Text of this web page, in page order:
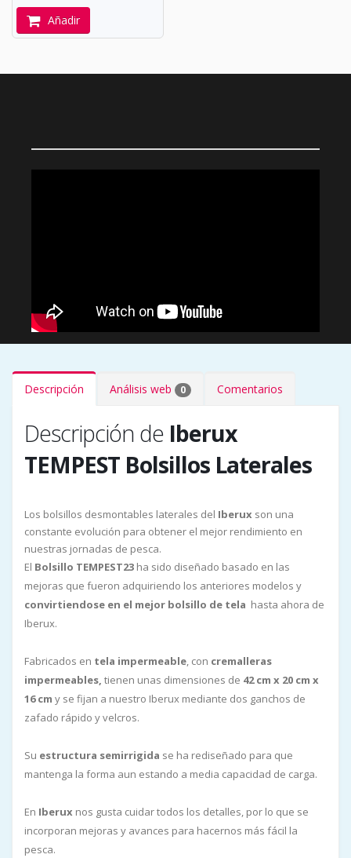
Añadir
Descripción Análisis web 0 Comentarios
Descripción de Iberux
TEMPEST Bolsillos Laterales
Los bolsillos desmontables laterales del Iberux son una
constante evolución para obtener el mejor rendimiento en
nuestras jornadas de pesca.
El Bolsillo TEMPEST23 ha sido diseñado basado en las
mejoras que fueron adquiriendo los anteriores modelos y
convirtiendose en el mejor bolsillo de tela hasta ahora de
Iberux.
Fabricados en tela impermeable, con cremalleras
impermeables, tienen unas dimensiones de 42 cm x 20 cm x
16 cm y se fijan a nuestro Iberux mediante dos ganchos de
zafado rápido y velcros.
Su estructura semirrigida se ha rediseñado para que
mantenga la forma aun estando a media capacidad de carga.
En Iberux nos gusta cuidar todos los detalles, por lo que se
incorporan mejoras y avances para hacernos más fácil la
pesca.